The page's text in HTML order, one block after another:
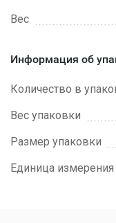
Вес
Информация об
Количество в
Вес упаковки
Размер упаковки
Единица измерения